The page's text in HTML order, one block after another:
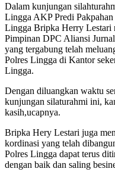
Dalam kunjungan
Lingga AKP Predi
Lingga Bripka Herry Lestari
Pimpinan DPC Aliansi
yang tergabung telah
Polres Lingga di Kantor
Lingga.
Dengan diluangkan waktu
kunjungan silaturahmi ini,
kasih,ucapnya.
Bripka Hery Lestari juga
kordinasi yang telah
Polres Lingga dapat terus
dengan baik dan saling